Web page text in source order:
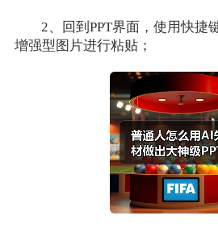
2、回到PPT界面，使用快捷
增强型图片进行粘贴；